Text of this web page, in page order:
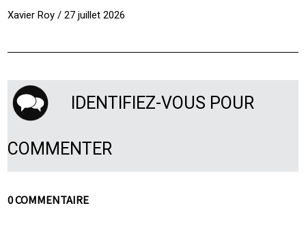
Xavier Roy / 27 juillet 2026
IDENTIFIEZ-VOUS POUR
COMMENTER
0 COMMENTAIRE